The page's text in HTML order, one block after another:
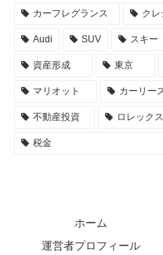
カーフレグランス クレ
Audi SUV スキー
資産形成 東京
マリオット カーリー
不動産投資 ロレックス
税金
ホーム
運営者プロフィール